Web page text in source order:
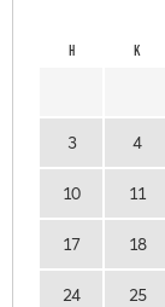
H K
3 4
10 11
17 18
24 25